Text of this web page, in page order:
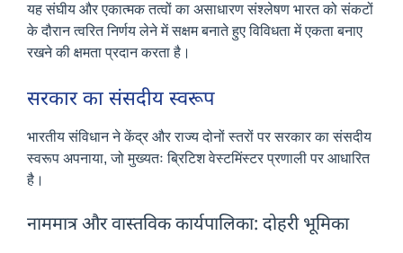
यह संघीय और एकात्मक तत्वों का असाधारण संश्लेषण भारत को संकटों
के दौरान त्वरित निर्णय लेने में सक्षम बनाते हुए विविधता में एकता बनाए
रखने की क्षमता प्रदान करता है।
सरकार का संसदीय स्वरूप
भारतीय संविधान ने केंद्र और राज्य दोनों स्तरों पर सरकार का संसदीय
स्वरूप अपनाया, जो मुख्यतः ब्रिटिश वेस्टमिंस्टर प्रणाली पर आधारित
है।
नाममात्र और वास्तविक कार्यपालिका: दोहरी भूमिका